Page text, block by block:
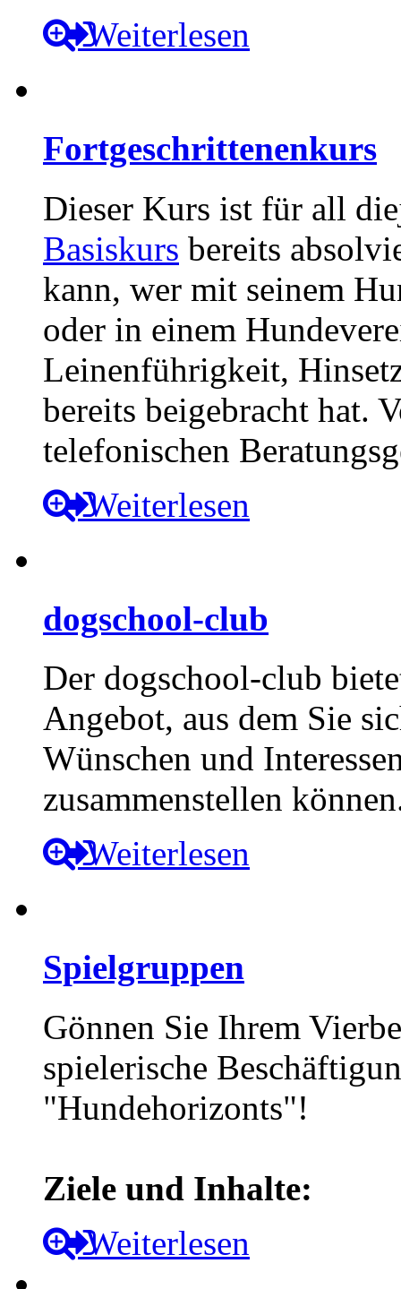
Weiterlesen
Fortgeschrittenenkurs
Dieser Kurs ist für all
Basiskurs bereits
kann, wer mit seinem
oder in einem
Leinenführigkeit,
bereits beigebracht hat.
telefonischen
Weiterlesen
dogschool-club
Der dogschool-club
Angebot, aus dem Sie
Wünschen und
zusammenstellen
Weiterlesen
Spielgruppen
Gönnen Sie Ihrem
spielerische
"Hundehorizonts"!
Ziele und Inhalte:
Weiterlesen